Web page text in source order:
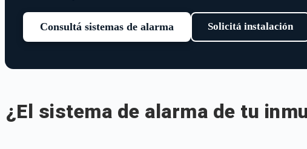
Consultá sistemas de alarma Solicitá instalación
¿El sistema de alarma de tu